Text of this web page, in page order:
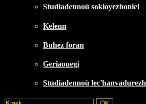
Studiadennoù sokioyezhoniel
Kelenn
Buhez foran
Geriaouegi
Studiadennoù lec'hanvadurezh